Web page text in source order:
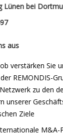
Lünen bei
aus
verstärken Sie
REMONDIS-
zu den
unserer
Ziele
M&A-